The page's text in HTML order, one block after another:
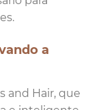
a
and Hair, que